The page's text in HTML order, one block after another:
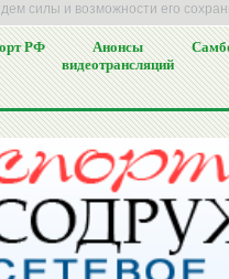
силы и возможности его
РФ
Анонсы
видеотрансляций